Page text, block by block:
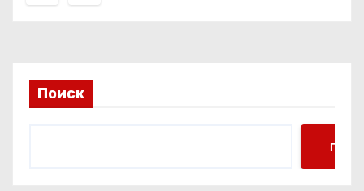
г
н
а
Поиск
Поиск